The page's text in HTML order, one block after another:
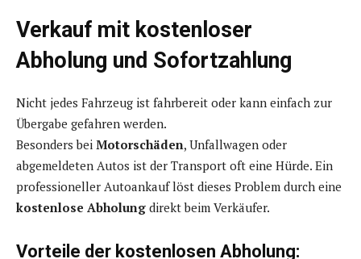
Verkauf mit kostenloser
Abholung und Sofortzahlung
Nicht jedes Fahrzeug ist fahrbereit oder kann einfach zur
Übergabe gefahren werden.
Besonders bei Motorschäden, Unfallwagen oder
abgemeldeten Autos ist der Transport oft eine Hürde. Ein
professioneller Autoankauf löst dieses Problem durch eine
kostenlose Abholung direkt beim Verkäufer.
Vorteile der kostenlosen Abholung: